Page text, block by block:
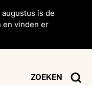
is de
en vinden er
ZOEKEN